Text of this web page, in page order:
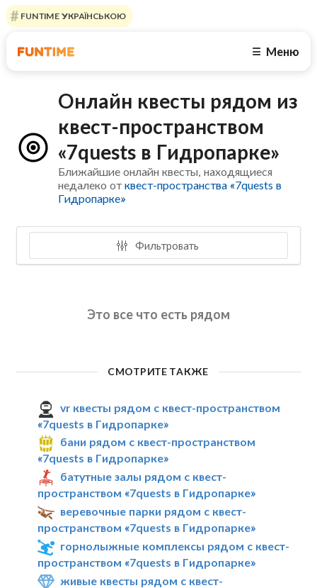
FUNTIME УКРАЇНСЬКОЮ
☰ Меню
Онлайн квесты рядом из
квест-пространством
«7quests в Гидропарке»
Ближайшие онлайн квесты, находящиеся
недалеко отквест-пространства «7quests в
Гидропарке»
Фильтровать
Это все что есть рядом
СМОТРИТЕ ТАКЖЕ
vr квесты рядом с квест-пространством
«7quests в Гидропарке»
бани рядом с квест-пространством
«7quests в Гидропарке»
батутные залы рядом с квест-
пространством «7quests в Гидропарке»
веревочные парки рядом с квест-
пространством «7quests в Гидропарке»
горнолыжные комплексы рядом с квест-
пространством «7quests в Гидропарке»
живые квесты рядом с квест-